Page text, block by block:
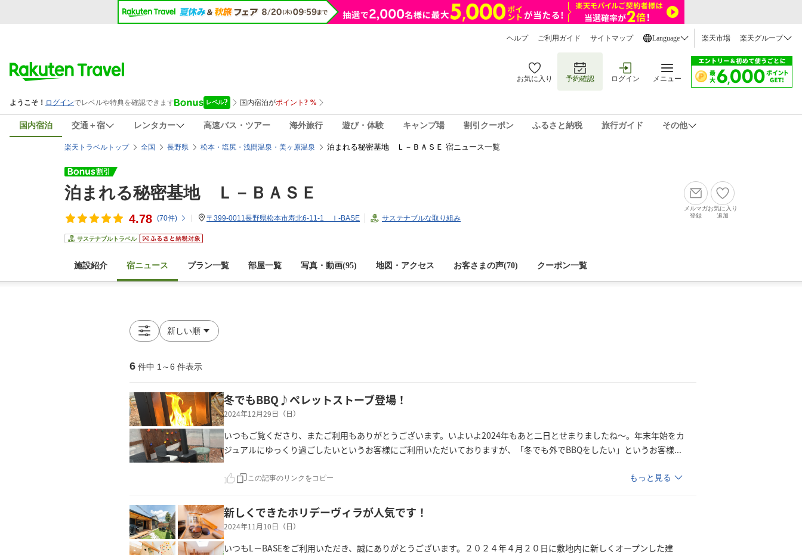
ヘルプ ご利用ガイド サイトマップ Language 楽天市場 楽天グループ
お気に入り 予約確認 ログイン メニュー
国内宿泊 交通＋宿 レンタカー 高速バス・ツアー 海外旅行 遊び・体験 キャンプ場 割引クーポン ふるさと納税 旅行ガイド その他
楽天トラベルトップ 全国 長野県 松本・塩尻・浅間温泉・美ヶ原温泉 泊まれる秘密基地 Ｌ－ＢＡＳＥ 宿ニュース一覧
泊まれる秘密基地 Ｌ－ＢＡＳＥ
4.78 (70件) 〒399-0011長野県松本市寿北6-11-1 ｌ-BASE サステナブルな取り組み
サステナブルトラベル
メルマガ
登録
お気に入り
追加
施設紹介 宿ニュース プラン一覧 部屋一覧 写真・動画(95) 地図・アクセス お客さまの声(70) クーポン一覧
6 件中 1 ～6 件表示
冬でもBBQ♪ペレットストーブ登場！
2024年12月29日（日）
いつもご覧くださり、またご利用もありがとうございます。いよいよ2024年もあと二日とせまりましたね～。年末年始をカ
ジュアルにゆっくり過ごしたいというお客様にご利用いただいておりますが、「冬でも外でBBQをしたい」というお客様...
この記事のリンクをコピー もっと見る
新しくできたホリデーヴィラが人気です！
2024年11月10日（日）
いつもL－BASEをご利用いただき、誠にありがとうございます。２０２４年４月２０日に敷地内に新しくオープンした建